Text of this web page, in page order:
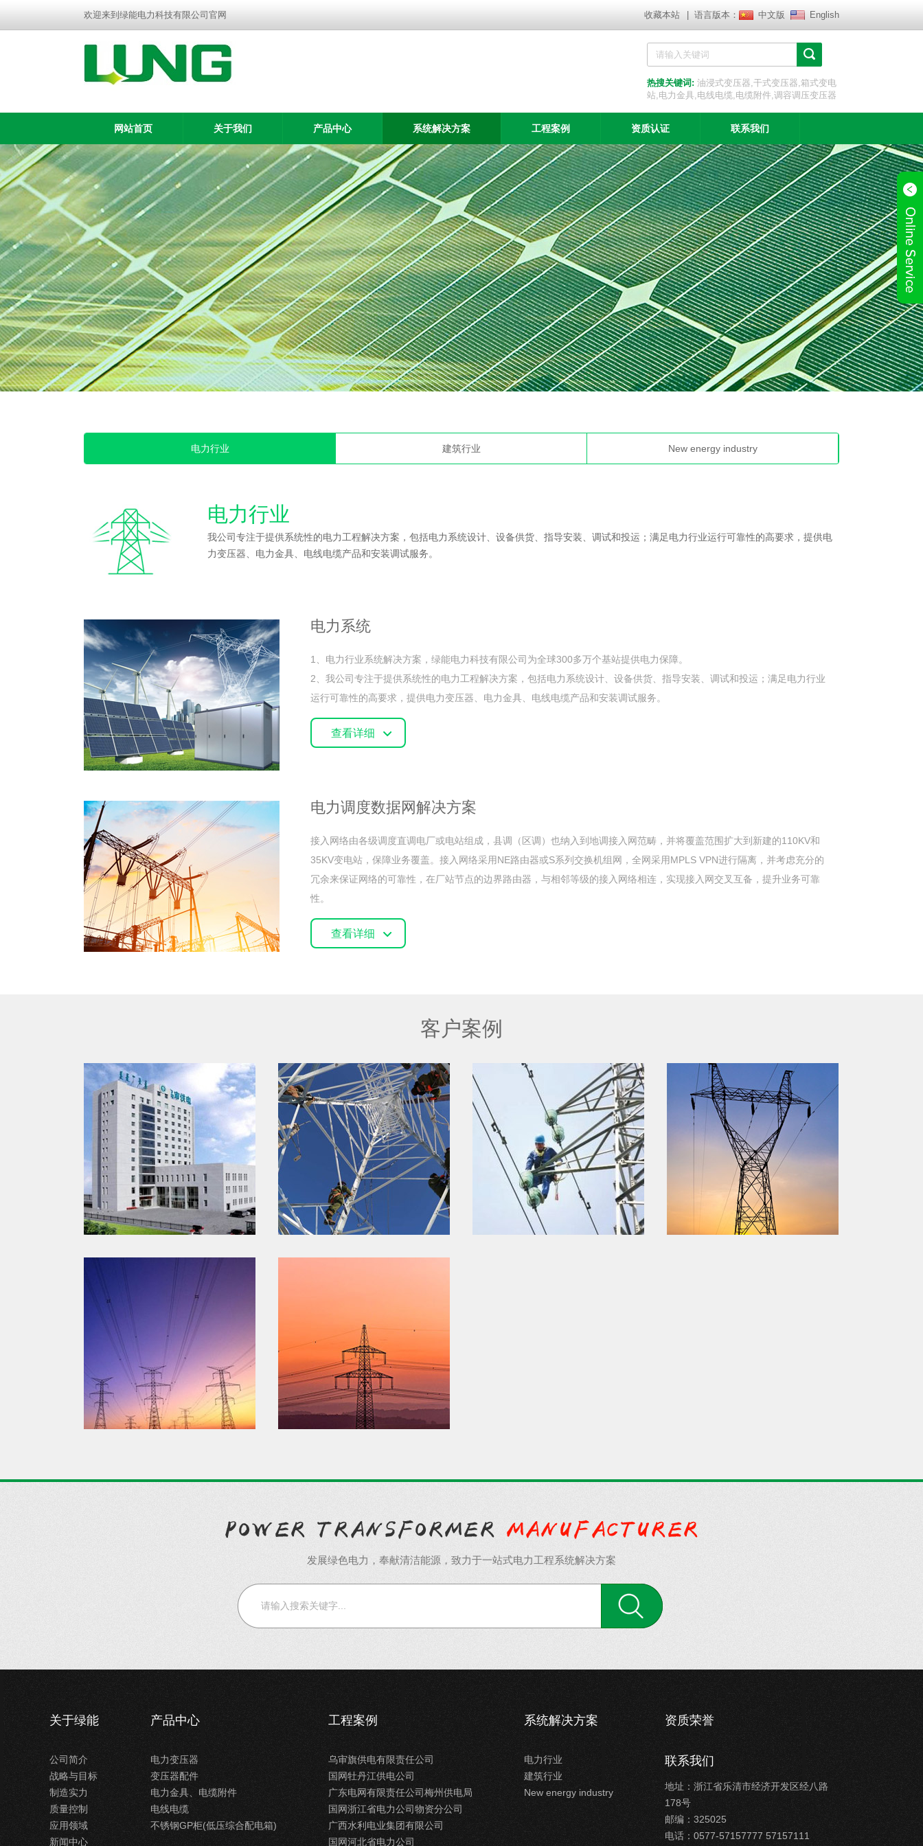
欢迎来到绿能电力科技有限公司官网 收藏本站 | 语言版本： 中文版 English
热搜关键词: 油浸式变压器,干式变压器,箱式变电
站,电力金具,电线电缆,电缆附件,调容调压变压器
网站首页 关于我们 产品中心 系统解决方案 工程案例 资质认证 联系我们
电力行业 建筑行业 New energy industry
电力行业
我公司专注于提供系统性的电力工程解决方案，包括电力系统设计、设备供货、指导安装、调试和投运；满足电力行业运行可靠性的高要求，提供电
力变压器、电力金具、电线电缆产品和安装调试服务。
电力系统
1、电力行业系统解决方案，绿能电力科技有限公司为全球300多万个基站提供电力保障。
2、我公司专注于提供系统性的电力工程解决方案，包括电力系统设计、设备供货、指导安装、调试和投运；满足电力行业
运行可靠性的高要求，提供电力变压器、电力金具、电线电缆产品和安装调试服务。
查看详细
电力调度数据网解决方案
接入网络由各级调度直调电厂或电站组成，县调（区调）也纳入到地调接入网范畴，并将覆盖范围扩大到新建的110KV和
35KV变电站，保障业务覆盖。接入网络采用NE路由器或S系列交换机组网，全网采用MPLS VPN进行隔离，并考虑充分的
冗余来保证网络的可靠性，在厂站节点的边界路由器，与相邻等级的接入网络相连，实现接入网交叉互备，提升业务可靠
性。
查看详细
客户案例
发展绿色电力，奉献清洁能源，致力于一站式电力工程系统解决方案
关于绿能
公司简介
战略与目标
制造实力
质量控制
应用领域
新闻中心
产品中心
电力变压器
变压器配件
电力金具、电缆附件
电线电缆
不锈钢GP柜(低压综合配电箱)
工程案例
乌审旗供电有限责任公司
国网牡丹江供电公司
广东电网有限责任公司梅州供电局
国网浙江省电力公司物资分公司
广西水利电业集团有限公司
国网河北省电力公司
系统解决方案
电力行业
建筑行业
New energy industry
资质荣誉
联系我们
地址：浙江省乐清市经济开发区经八路
178号
邮编：325025
电话：0577-57157777 57157111